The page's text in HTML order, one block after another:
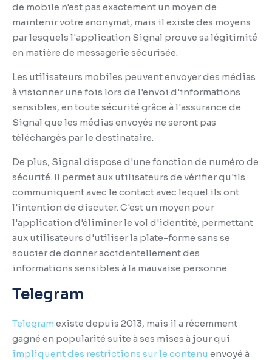
de mobile n'est pas exactement un moyen de
maintenir votre anonymat, mais il existe des moyens
par lesquels l'application Signal prouve sa légitimité
en matière de messagerie sécurisée.
Les utilisateurs mobiles peuvent envoyer des médias
à visionner une fois lors de l'envoi d'informations
sensibles, en toute sécurité grâce à l'assurance de
Signal que les médias envoyés ne seront pas
téléchargés par le destinataire.
De plus, Signal dispose d'une fonction de numéro de
sécurité. Il permet aux utilisateurs de vérifier qu'ils
communiquent avec le contact avec lequel ils ont
l'intention de discuter. C'est un moyen pour
l'application d'éliminer le vol d'identité, permettant
aux utilisateurs d'utiliser la plate-forme sans se
soucier de donner accidentellement des
informations sensibles à la mauvaise personne.
Telegram
Telegram existe depuis 2013, mais il a récemment
gagné en popularité suite à ses mises à jour qui
impliquent des restrictions sur le contenu envoyé à